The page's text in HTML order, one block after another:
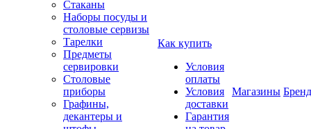
Стаканы
Наборы посуды и
столовые сервизы
Тарелки
Предметы
сервировки
Столовые
приборы
Графины,
декантеры и
Как купить
Условия
оплаты
Условия
доставки
Гарантия
Магазины